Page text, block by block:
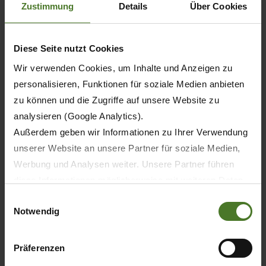
Zustimmung Details Über Cookies
Diese Seite nutzt Cookies
Wir verwenden Cookies, um Inhalte und Anzeigen zu
personalisieren, Funktionen für soziale Medien anbieten
zu können und die Zugriffe auf unsere Website zu
analysieren (Google Analytics).
Außerdem geben wir Informationen zu Ihrer Verwendung
unserer Website an unsere Partner für soziale Medien,
Werbung und Analysen weiter. Unsere Partner führen
sie im Rahmen Ihrer Nutzung der Dienste gesammelt
Wir setzen im Rahmen des Trackings auch Dienstleister
in Drittländern außerhalb der EU mit abweichenden
Notwendig
Präferenzen
segadora-acondicionadora